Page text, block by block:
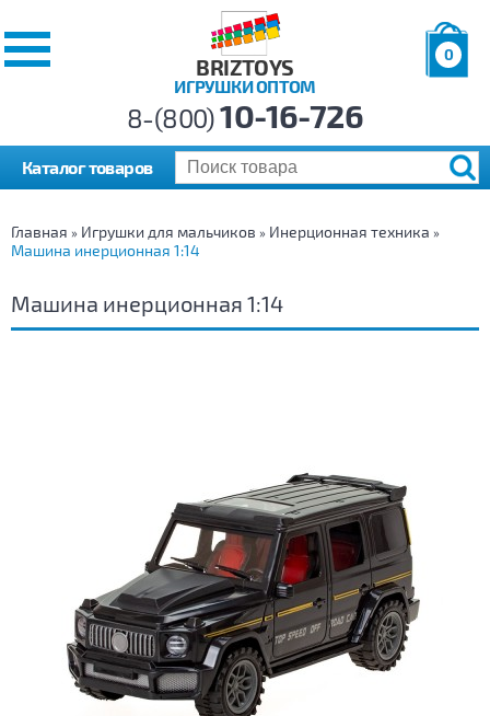
BRIZTOYS
ИГРУШКИ ОПТОМ
0
р.
8-(800)10-16-726
Каталог товаров
Главная » Игрушки для мальчиков » Инерционная техника »
Машина инерционная 1:14
Машина инерционная 1:14